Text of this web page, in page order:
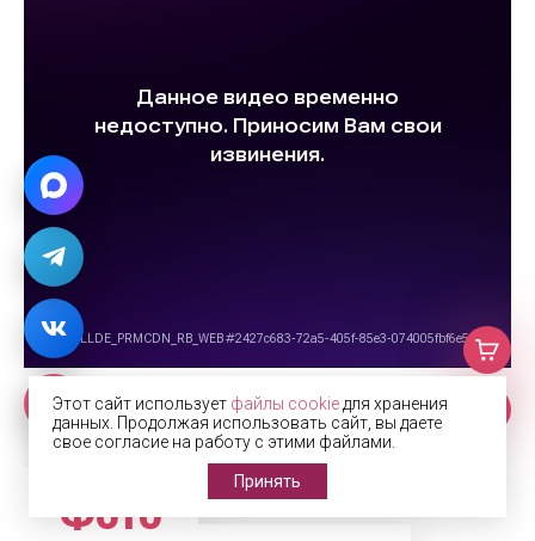
Фото
Этот сайт использует файлы cookie для хранения
данных. Продолжая использовать сайт, вы даете
свое согласие на работу с этими файлами.
Принять